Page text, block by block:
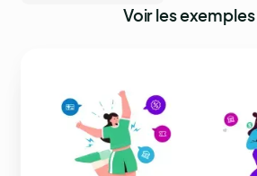
Voir les exemples